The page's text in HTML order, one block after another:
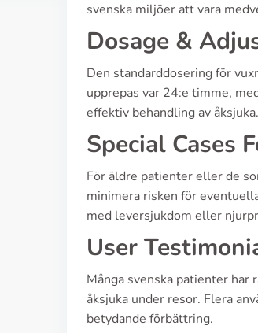
svenska miljöer att vara
Dosage &
Den standarddosering för
upprepas var 24:e timme,
effektiv behandling av åksjuka.
Special Cases
För äldre patienter eller de
minimera risken för
med leversjukdom eller
User
Många svenska patienter
åksjuka under resor. Flera
betydande förbättring.